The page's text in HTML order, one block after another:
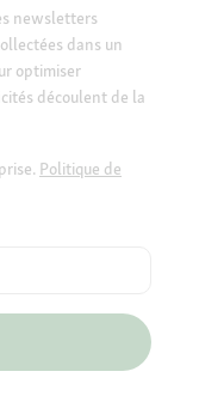
newsletters
dans un
optimiser
découlent de la
Politique de